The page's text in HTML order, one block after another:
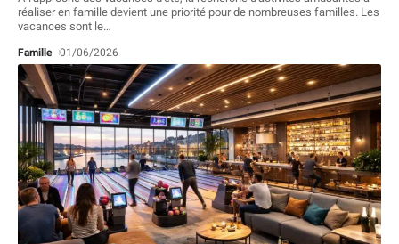
réaliser en famille devient une priorité pour de nombreuses familles. Les
vacances sont le…
Famille 01/06/2026